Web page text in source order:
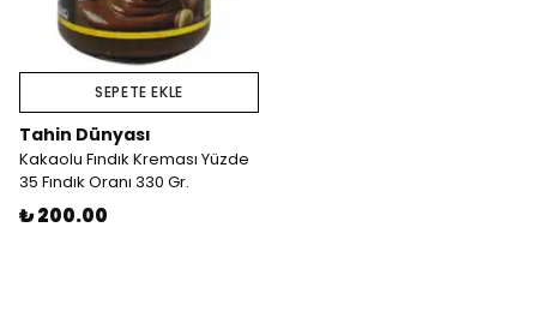
SEPETE EKLE
Tahin Dünyası
Kakaolu Fındık Kreması Yüzde
35 Fındık Oranı 330 Gr.
₺ 200.00